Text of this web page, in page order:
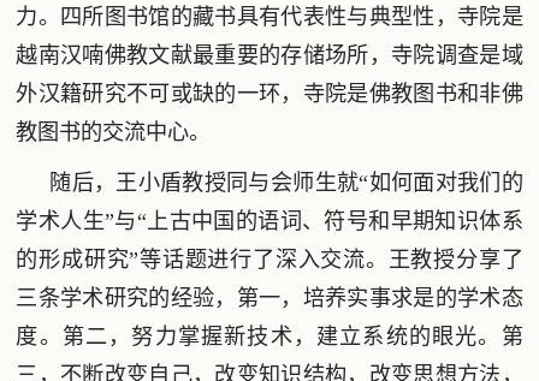
力。四所图书馆的藏书具有代表性与典型性，寺院是
越南汉喃佛教文献最重要的存储场所，寺院调查是域
外汉籍研究不可或缺的一环，寺院是佛教图书和非佛
教图书的交流中心。
随后，王小盾教授同与会师生就“如何面对我们的
学术人生”与“上古中国的语词、符号和早期知识体系
的形成研究”等话题进行了深入交流。王教授分享了
三条学术研究的经验，第一，培养实事求是的学术态
度。第二，努力掌握新技术，建立系统的眼光。第
三，不断改变自己，改变知识结构，改变思想方法，